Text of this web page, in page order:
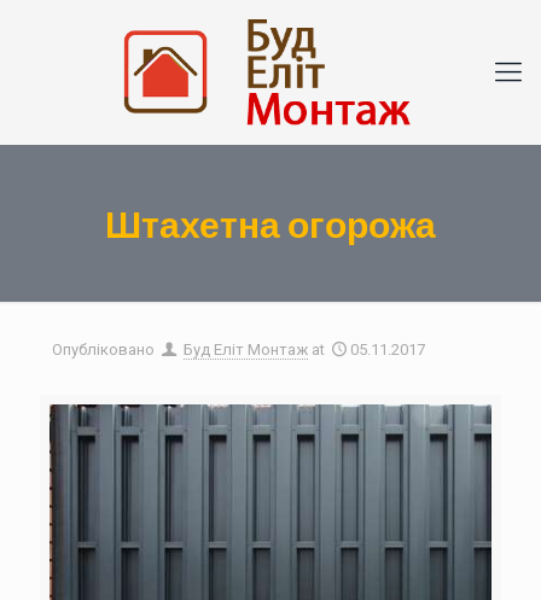
Штахетна огорожа
Опубліковано Буд Еліт Монтаж at 05.11.2017